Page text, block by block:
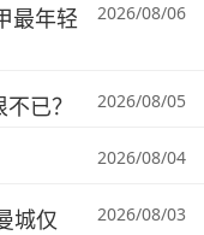
最年轻
2026/08/06
已？ 2026/08/05
2026/08/04
城仅
2026/08/03